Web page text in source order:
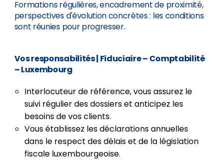
Formations régulières, encadrement de proximité,
perspectives d'évolution concrètes : les conditions
sont réunies pour progresser.
Vos responsabilités| Fiduciaire – Comptabilité
– Luxembourg
Interlocuteur de référence, vous assurez le
suivi régulier des dossiers et anticipez les
besoins de vos clients.
Vous établissez les déclarations annuelles
dans le respect des délais et de la législation
fiscale luxembourgeoise.